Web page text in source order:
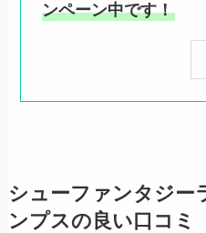
ンペーン中です！
シューファンタジー
ンプスの良い口コミ